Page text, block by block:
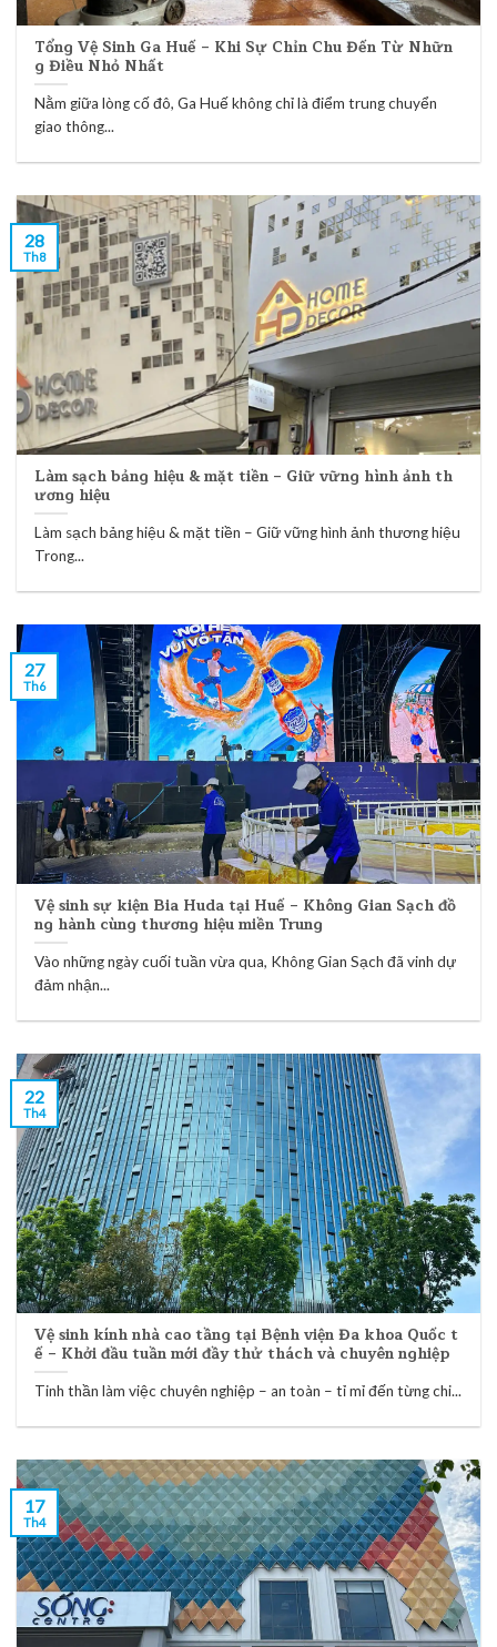
Tổng Vệ Sinh Ga Huế – Khi Sự Chỉn Chu Đến Từ Nhữn
g Điều Nhỏ Nhất
Nằm giữa lòng cố đô, Ga Huế không chỉ là điểm trung chuyển
giao thông...
Làm sạch bảng hiệu & mặt tiền – Giữ vững hình ảnh th
ương hiệu
Làm sạch bảng hiệu & mặt tiền – Giữ vững hình ảnh thương hiệu
Trong...
28
Th8
Vệ sinh sự kiện Bia Huda tại Huế – Không Gian Sạch đồ
ng hành cùng thương hiệu miền Trung
Vào những ngày cuối tuần vừa qua, Không Gian Sạch đã vinh dự
đảm nhận...
27
Th6
Vệ sinh kính nhà cao tầng tại Bệnh viện Đa khoa Quốc t
ế – Khởi đầu tuần mới đầy thử thách và chuyên nghiệp
Tinh thần làm việc chuyên nghiệp – an toàn – tỉ mỉ đến từng chi...
22
Th4
17
Th4